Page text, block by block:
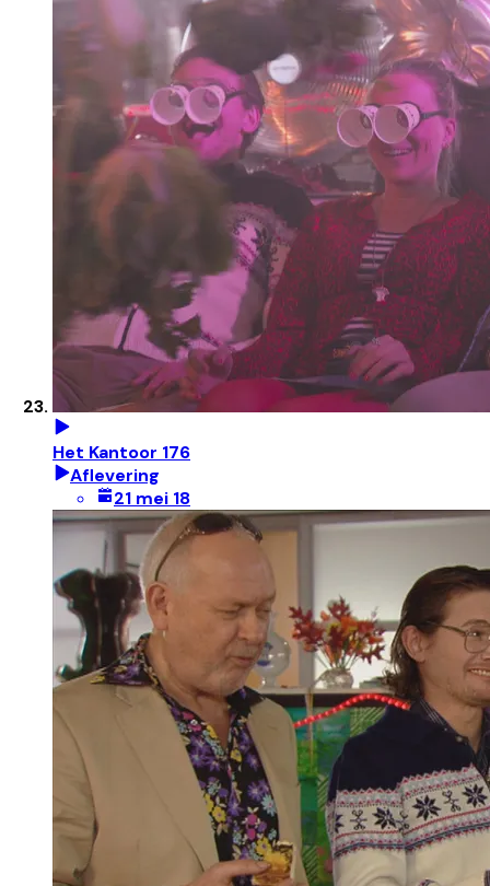
Het Kantoor 176
Aflevering
21 mei 18